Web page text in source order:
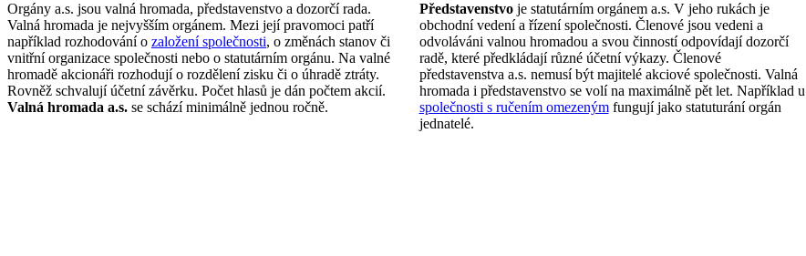
Orgány a.s. jsou valná hromada, představenstvo a dozorčí rada.
Valná hromada je nejvyšším orgánem. Mezi její pravomoci patří
například rozhodování o založení společnosti, o změnách stanov či
vnitřní organizace společnosti nebo o statutárním orgánu. Na valné
hromadě akcionáři rozhodují o rozdělení zisku či o úhradě ztráty.
Rovněž schvalují účetní závěrku. Počet hlasů je dán počtem akcií.
Valná hromada a.s. se schází minimálně jednou ročně.
Představenstvoje statutárním orgánem a.s. V jeho rukách je
obchodní vedení a řízení společnosti. Členové jsou vedeni a
odvoláváni valnou hromadou a svou činností odpovídají dozorčí
radě, které předkládají různé účetní výkazy. Členové
představenstva a.s. nemusí být majitelé akciové společnosti. Valná
hromada i představenstvo se volí na maximálně pět let. Například u
společnosti s ručením omezenýmfungují jako statuturání orgán
jednatelé.